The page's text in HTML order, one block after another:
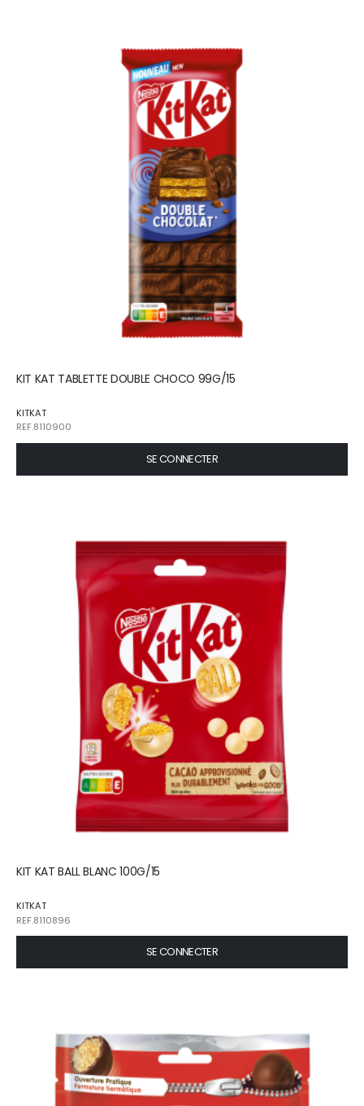
KIT KAT TABLETTE DOUBLE CHOCO 99G/15
KITKAT
REF.8110900
SE CONNECTER
KIT KAT BALL BLANC 100G/15
KITKAT
REF.8110896
SE CONNECTER